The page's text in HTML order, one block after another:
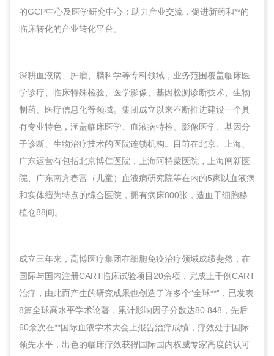
的GCP中心及医学研究中心；助力产业交流，促进新药和**的
临床转化的产业转化平台。
深耕血液病、肿瘤、脑科学等专科领域，业务范围覆盖临床医
学诊疗、临床特殊检验、医学影像、基因检测诊断技术、生物
制药、医疗信息化等领域。集团成立以来不断推进建设一个具
有专业特色，涵盖临床医学、血液病特检、影像医学、基因分
子诊断、生物治疗技术的医院连锁机构。目前在北京、上海、
广东运营有包括北京博仁医院，上海阿特蒙医院，上海闸新医
院、广东南方春富（儿童）血液病研究院等在内的5家以血液病
和实体瘤为特点的综合医院，拥有病床800张，造血干细胞移
植仓88间。
成立三年来，高博医疗集团在细胞免疫治疗领域成绩斐然，在
国际与国内注册CART临床试验项目20余项，完成上千例CART
治疗，由此而产生的研究成果也创造了许多个“全球**”，已发表
8篇全球高水平学术论著，累计影响因子分数达80.848，先后
60余次在**国际血液学术大会上报告治疗成绩，疗效处于国际
领先水平，出色的临床疗效获得国际国内权威专家高度的认可